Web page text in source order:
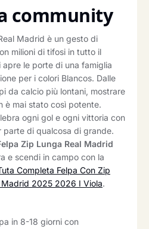
community
Madrid è un gesto di
milioni di tifosi in tutto il
le porte di una famiglia
per i colori Blancos. Dalle
da calcio più lontani, mostrare
è mai stato così potente.
ogni gol e ogni vittoria con
parte di qualcosa di grande.
Zip Lunga Real Madrid
e scendi in campo con la
Completa Felpa Con Zip
Madrid 2025 2026 I Viola.
in 8-18 giorni con